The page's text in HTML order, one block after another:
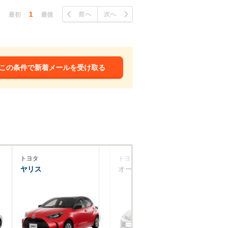
最初 1 最後 前へ 次へ
この条件で新着メールを受け取る
トヨタ
ヤリス
トヨタ
オーリス